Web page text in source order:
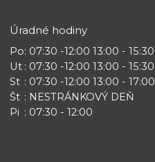
Úradné hodiny
Po
Ut
St
Št
Pi
: 07:30 -12:00 13:00 - 15:30
: 07:30 -12:00 13:00 - 15:30
: 07:30 -12:00 13:00 - 17:00
: NESTRÁNKOVÝ DEŇ
: 07:30 - 12:00